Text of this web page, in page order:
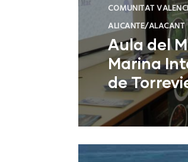
COMUNITAT
ALICANTE/ALACANT
Aula del
Marina
de
Torrevieja